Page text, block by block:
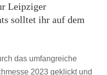
haben
Leipzig Karriere
Leipziger
solltet ihr auf dem
das umfangreiche
2023 geklickt und